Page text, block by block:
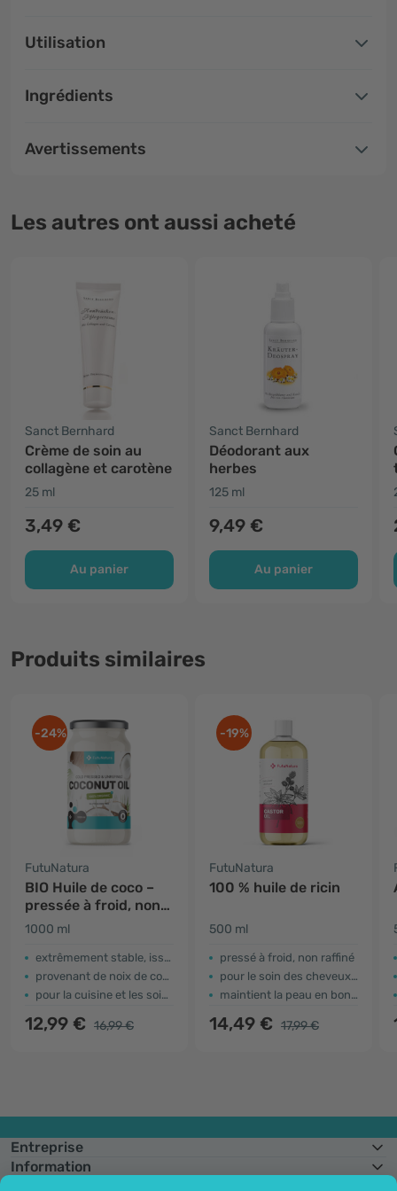
Utilisation
Ingrédients
Avertissements
Les autres ont aussi acheté
Sanct Bernhard
Crème de soin au
collagène et carotène
25 ml
3,49 €
Au panier
Sanct Bernhard
Déodorant aux
herbes
125 ml
9,49 €
Au panier
Produits similaires
-24%
FutuNatura
BIO Huile de coco –
pressée à froid, non
raffinée
1000 ml
extrêmement stable, issue de noix de coco fraîches
provenant de noix de coco fraîches
pour la cuisine et les soins de la peau
12,99 € 16,99 €
-19%
FutuNatura
100 % huile de ricin
500 ml
pressé à froid, non raffiné
pour le soin des cheveux et du cuir chevelu
maintient la peau en bonne santé
14,49 € 17,99 €
Entreprise
Information